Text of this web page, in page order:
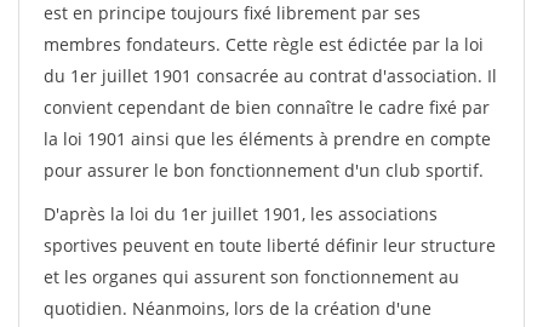
est en principe toujours fixé librement par ses
membres fondateurs. Cette règle est édictée par la loi
du 1er juillet 1901 consacrée au contrat d'association. Il
convient cependant de bien connaître le cadre fixé par
la loi 1901 ainsi que les éléments à prendre en compte
pour assurer le bon fonctionnement d'un club sportif.
D'après la loi du 1er juillet 1901, les associations
sportives peuvent en toute liberté définir leur structure
et les organes qui assurent son fonctionnement au
quotidien. Néanmoins, lors de la création d'une